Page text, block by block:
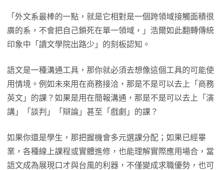
「外文系最棒的一點，就是它相對是一個跨領域接觸面積很
廣的系，不會把自己鎖死在單一領域，」浩爾如此翻轉傳統
印象中「讀文學院出路少」的刻板認知。
語文是一種溝通工具，那你就必須去想像這個工具的可能使
用情境。例如未來用在商務接洽，那是不是可以去上「商務
英文」的課？如果是用在簡報溝通，那是不是可以去上「演
講」「談判」「辯論」甚至「戲劇」的課？
如果你還是學生，那把握機會多元選課分配；如果已經畢
業，各種線上課程或實體進修，也能理解實際應用場合，當
語文成為展現口才與台風的利器，不僅變成求職優勢，也可